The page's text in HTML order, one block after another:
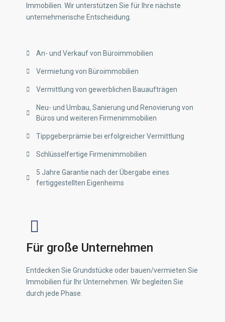
Immobilien. Wir unterstützen Sie für Ihre nächste
unternehmerische Entscheidung.
An- und Verkauf von Büroimmobilien
Vermietung von Büroimmobilien
Vermittlung von gewerblichen Bauaufträgen
Neu- und Umbau, Sanierung und Renovierung von
Büros und weiteren Firmenimmobilien
Tippgeberprämie bei erfolgreicher Vermittlung
Schlüsselfertige Firmenimmobilien
5 Jahre Garantie nach der Übergabe eines
fertiggestellten Eigenheims
Für große Unternehmen
Entdecken Sie Grundstücke oder bauen/vermieten Sie
Immobilien für Ihr Unternehmen. Wir begleiten Sie
durch jede Phase.